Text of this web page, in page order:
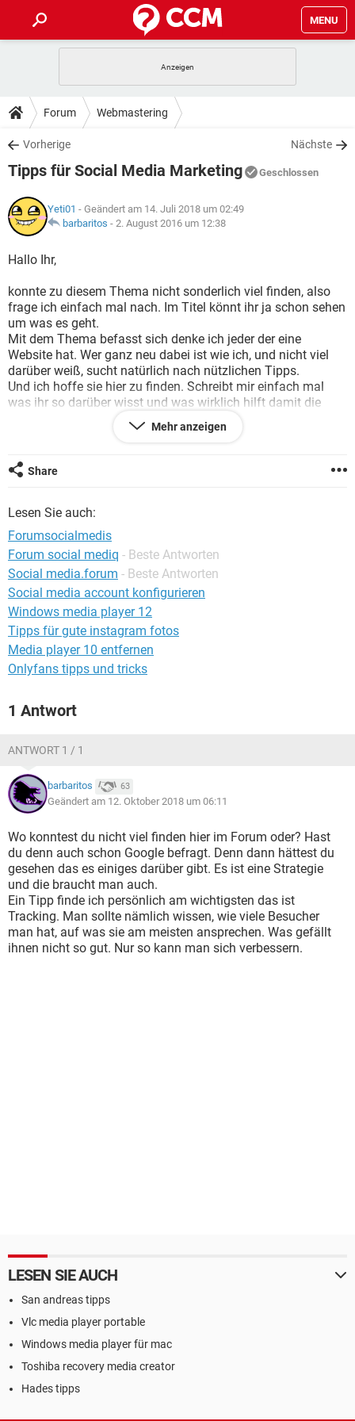
MENU
ANDROID
WINDOWS 10
WHATSAPP TIKTOK
FACEBOOK
TIPPS & TRICKS
SPIELE
WHATSAPP TIKTOK
FACEBOOK
DOWNLOADS
SPIELE STREAMING
ANDROID
WINDOWS 10 INSTAGRAM
WHATSAPP
FORUM
SPIELE STREAMING
ANDROID
WINDOWS 10
WHATSAPP TIKTOK
FACEBOOK
LEXIKON
SPIELE
WINDOWS 10 INSTAGRAM
WHATSAPP TIKTOK
FACEBOOK HARDWARE
Forum Webmastering
Vorherige Nächste
Tipps für Social Media Marketing Geschlossen
Yeti01 - Geändert am 14. Juli 2018 um 02:49
barbaritos - 2. August 2016 um 12:38
Hallo Ihr,
konnte zu diesem Thema nicht sonderlich viel finden, also
frage ich einfach mal nach. Im Titel könnt ihr ja schon sehen
um was es geht.
Mit dem Thema befasst sich denke ich jeder der eine
Website hat. Wer ganz neu dabei ist wie ich, und nicht viel
darüber weiß, sucht natürlich nach nützlichen Tipps.
Und ich hoffe sie hier zu finden. Schreibt mir einfach mal
was ihr so darüber wisst und was wirklich hilft damit die
eigene Website mehr Besucher bekommt
Mehr anzeigen
Share
Lesen Sie auch:
Forumsocialmedis
Forum social mediq - Beste Antworten
Social media.forum - Beste Antworten
Social media account konfigurieren
Windows media player 12
Tipps für gute instagram fotos
Media player 10 entfernen
Onlyfans tipps und tricks
1 Antwort
ANTWORT 1 / 1
barbaritos 63
Geändert am 12. Oktober 2018 um 06:11
Wo konntest du nicht viel finden hier im Forum oder? Hast
du denn auch schon Google befragt. Denn dann hättest du
gesehen das es einiges darüber gibt. Es ist eine Strategie
und die braucht man auch.
Ein Tipp finde ich persönlich am wichtigsten das ist
Tracking. Man sollte nämlich wissen, wie viele Besucher
man hat, auf was sie am meisten ansprechen. Was gefällt
ihnen nicht so gut. Nur so kann man sich verbessern.
LESEN SIE AUCH
San andreas tipps
Vlc media player portable
Windows media player für mac
Toshiba recovery media creator
Hades tipps